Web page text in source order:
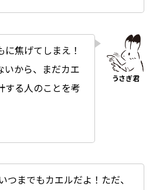
焦げてしまえ！
いから、まだカエ
する人のことを考
つまでもカエルだよ！ただ、